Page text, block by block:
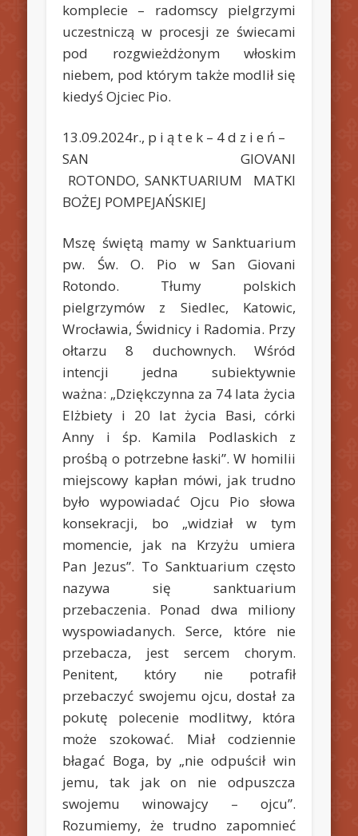
komplecie – radomscy pielgrzymi
uczestniczą w procesji ze świecami
pod rozgwieżdżonym włoskim
niebem, pod którym także modlił się
kiedyś Ojciec Pio.
13.09.2024r., p i ą t e k – 4 d z i e ń –
SAN GIOVANI
ROTONDO, SANKTUARIUM MATKI
BOŻEJ POMPEJAŃSKIEJ
Mszę świętą mamy w Sanktuarium
pw. Św. O. Pio w San Giovani
Rotondo. Tłumy polskich
pielgrzymów z Siedlec, Katowic,
Wrocławia, Świdnicy i Radomia. Przy
ołtarzu 8 duchownych. Wśród
intencji jedna subiektywnie
ważna: „Dziękczynna za 74 lata życia
Elżbiety i 20 lat życia Basi, córki
Anny i śp. Kamila Podlaskich z
prośbą o potrzebne łaski”. W homilii
miejscowy kapłan mówi, jak trudno
było wypowiadać Ojcu Pio słowa
konsekracji, bo „widział w tym
momencie, jak na Krzyżu umiera
Pan Jezus”. To Sanktuarium często
nazywa się sanktuarium
przebaczenia. Ponad dwa miliony
wyspowiadanych. Serce, które nie
przebacza, jest sercem chorym.
Penitent, który nie potrafił
przebaczyć swojemu ojcu, dostał za
pokutę polecenie modlitwy, która
może szokować. Miał codziennie
błagać Boga, by „nie odpuścił win
jemu, tak jak on nie odpuszcza
swojemu winowajcy – ojcu”.
Rozumiemy, że trudno zapomnieć